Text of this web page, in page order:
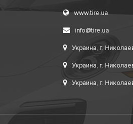
www.tire.ua
info@tire.ua
Украина, г.
Украина, г.
Украина, г.